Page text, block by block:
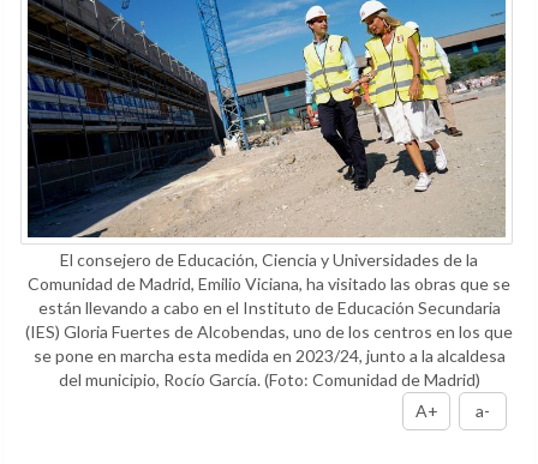
El consejero de Educación, Ciencia y Universidades de la
Comunidad de Madrid, Emilio Viciana, ha visitado las obras que se
están llevando a cabo en el Instituto de Educación Secundaria
(IES) Gloria Fuertes de Alcobendas, uno de los centros en los que
se pone en marcha esta medida en 2023/24, junto a la alcaldesa
del municipio, Rocío García.(Foto: Comunidad de Madrid)
A+
a-